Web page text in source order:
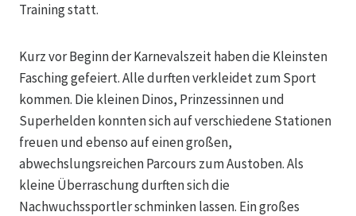
Training statt.
Kurz vor Beginn der Karnevalszeit haben die Kleinsten
Fasching gefeiert. Alle durften verkleidet zum Sport
kommen. Die kleinen Dinos, Prinzessinnen und
Superhelden konnten sich auf verschiedene Stationen
freuen und ebenso auf einen großen,
abwechslungsreichen Parcours zum Austoben. Als
kleine Überraschung durften sich die
Nachwuchssportler schminken lassen. Ein großes